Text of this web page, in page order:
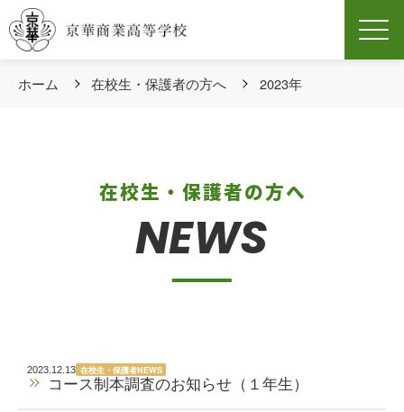
ホーム 在校生・保護者の方へ 2023年
在校生・保護者の方へ
NEWS
2023.12.13 在校生・保護者NEWS
コース制本調査のお知らせ（１年生）